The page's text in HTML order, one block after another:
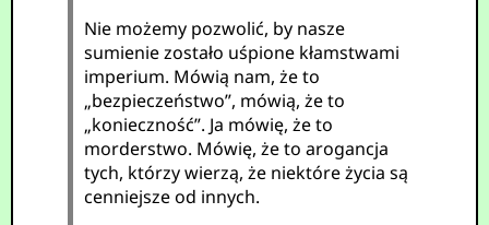
Nie możemy pozwolić, by nasze
sumienie zostało uśpione kłamstwami
imperium. Mówią nam, że to
„bezpieczeństwo”, mówią, że to
„konieczność”. Ja mówię, że to
morderstwo. Mówię, że to arogancja
tych, którzy wierzą, że niektóre życia są
cenniejsze od innych.